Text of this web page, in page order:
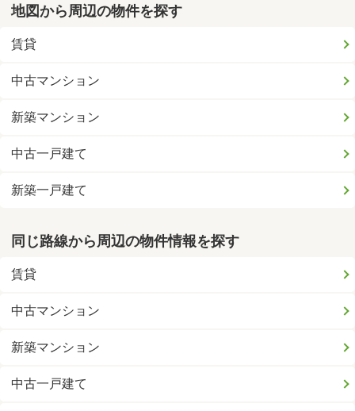
地図から周辺の物件を探す
賃貸
中古マンション
新築マンション
中古一戸建て
新築一戸建て
同じ路線から周辺の物件情報を探す
賃貸
中古マンション
新築マンション
中古一戸建て